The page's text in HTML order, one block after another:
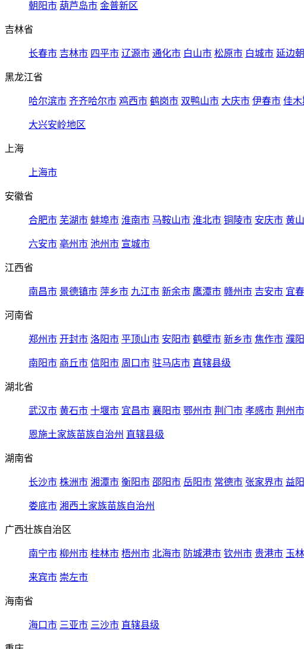
朝阳市 葫芦岛市 金普新区
吉林省
长春市 吉林市 四平市 辽源市 通化市 白山市 松原市 白城市 延边
黑龙江省
哈尔滨市 齐齐哈尔市 鸡西市 鹤岗市 双鸭山市 大庆市 伊春市 佳
大兴安岭地区
上海
上海市
安徽省
合肥市 芜湖市 蚌埠市 淮南市 马鞍山市 淮北市 铜陵市 安庆市 黄
六安市 亳州市 池州市 宣城市
江西省
南昌市 景德镇市 萍乡市 九江市 新余市 鹰潭市 赣州市 吉安市 宜
河南省
郑州市 开封市 洛阳市 平顶山市 安阳市 鹤壁市 新乡市 焦作市 濮
南阳市 商丘市 信阳市 周口市 驻马店市 直辖县级
湖北省
武汉市 黄石市 十堰市 宜昌市 襄阳市 鄂州市 荆门市 孝感市 荆州市
恩施土家族苗族自治州 直辖县级
湖南省
长沙市 株洲市 湘潭市 衡阳市 邵阳市 岳阳市 常德市 张家界市 益
娄底市 湘西土家族苗族自治州
广西壮族自治区
南宁市 柳州市 桂林市 梧州市 北海市 防城港市 钦州市 贵港市 玉
来宾市 崇左市
海南省
海口市 三亚市 三沙市 直辖县级